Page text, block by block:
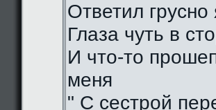
Ответил
Глаза чуть в
И что-то
меня
" С сестрой